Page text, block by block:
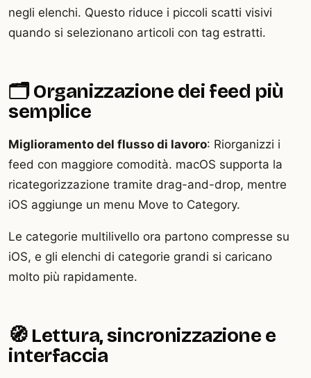
negli elenchi. Questo riduce i piccoli scatti visivi
quando si selezionano articoli con tag estratti.
🗂️ Organizzazione dei feed più
semplice
Miglioramento del flusso di lavoro: Riorganizzi i
feed con maggiore comodità. macOS supporta la
ricategorizzazione tramite drag-and-drop, mentre
iOS aggiunge un menu Move to Category.
Le categorie multilivello ora partono compresse su
iOS, e gli elenchi di categorie grandi si caricano
molto più rapidamente.
🧭 Lettura, sincronizzazione e
interfaccia